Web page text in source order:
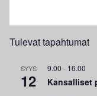
Tulevat tapahtumat
SYYS
12
9.00 - 16.00
Kansalliset